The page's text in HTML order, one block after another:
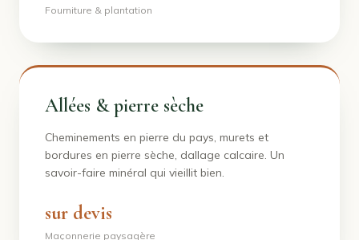
Fourniture & plantation
Allées & pierre sèche
Cheminements en pierre du pays, murets et
bordures en pierre sèche, dallage calcaire. Un
savoir-faire minéral qui vieillit bien.
sur devis
Maçonnerie paysagère